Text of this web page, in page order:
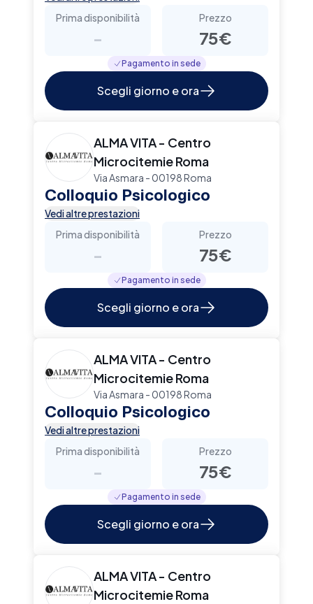
Prima disponibilità
-
Prezzo
75€
Pagamento in sede
Scegli giorno e ora
ALMA VITA - Centro
Microcitemie Roma
Via Asmara - 00198 Roma
Colloquio Psicologico
Vedi altre prestazioni
Prima disponibilità
-
Prezzo
75€
Pagamento in sede
Scegli giorno e ora
ALMA VITA - Centro
Microcitemie Roma
Via Asmara - 00198 Roma
Colloquio Psicologico
Vedi altre prestazioni
Prima disponibilità
-
Prezzo
75€
Pagamento in sede
Scegli giorno e ora
ALMA VITA - Centro
Microcitemie Roma